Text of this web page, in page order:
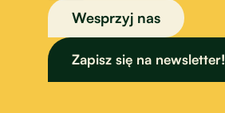
Wesprzyj nas
Zapisz się na newsletter!